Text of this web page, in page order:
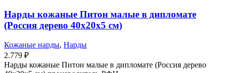
Нарды кожаные Питон малые в дипломате
(Россия дерево 40х20х5 см)
Кожаные нарды, Нарды
2.779 ₽
Нарды кожаные Питон малые в дипломате (Россия дерево